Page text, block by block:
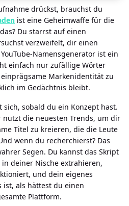
drückst, brauchst du
ist eine Geheimwaffe für die
Du starrst auf einen
verzweifelt, dir einen
Namensgenerator ist ein
einfach nur zufällige Wörter
Markenidentität zu
im Gedächtnis bleibt.
sobald du ein Konzept hast.
nutzt die neuesten Trends, um dir
Titel zu kreieren, die die Leute
wenn du recherchierst? Das
Segen. Du kannst das Skript
deiner Nische extrahieren,
und dein eigenes
ist, als hättest du einen
Plattform.